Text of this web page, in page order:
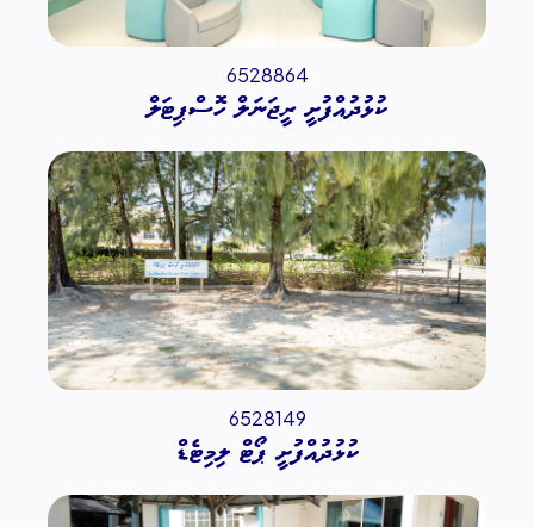
6528864
ކުޅުދުއްފުށީ ރީޖަނަލް ހޮސްޕިޓަލް
6528149
ކުޅުދުއްފުށީ ޕޯޓް ލިމިޓެޑް